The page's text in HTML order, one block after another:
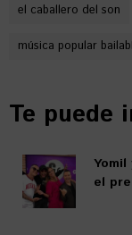
el caballero del son
música popular
Te puede
el